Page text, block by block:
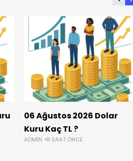
06 Ağustos 2026 Dolar
Kuru Kaç TL ?
ADMIN 8 SAAT ÖNCE